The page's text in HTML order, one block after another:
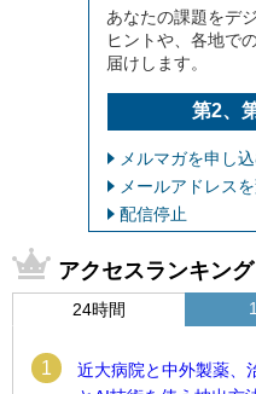
あなたの課題をデ
ヒントや、各地で
届けします。
第2、
メルマガを申し
メールアドレス
配信停止
アクセスランキング
24時間
1
近大病院と中外製薬、